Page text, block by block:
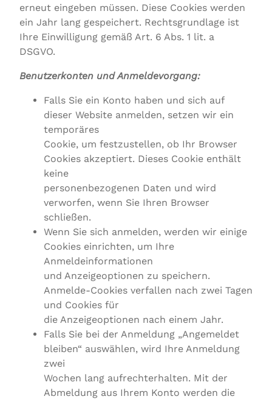
erneut eingeben müssen. Diese Cookies werden
ein Jahr lang gespeichert. Rechtsgrundlage ist
Ihre Einwilligung gemäß Art. 6 Abs. 1 lit. a
DSGVO.
Benutzerkonten und Anmeldevorgang:
Falls Sie ein Konto haben und sich auf
dieser Website anmelden, setzen wir ein
temporäres
Cookie, um festzustellen, ob Ihr Browser
Cookies akzeptiert. Dieses Cookie enthält
keine
personenbezogenen Daten und wird
verworfen, wenn Sie Ihren Browser
schließen.
Wenn Sie sich anmelden, werden wir einige
Cookies einrichten, um Ihre
Anmeldeinformationen
und Anzeigeoptionen zu speichern.
Anmelde-Cookies verfallen nach zwei Tagen
und Cookies für
die Anzeigeoptionen nach einem Jahr.
Falls Sie bei der Anmeldung „Angemeldet
bleiben“ auswählen, wird Ihre Anmeldung
zwei
Wochen lang aufrechterhalten. Mit der
Abmeldung aus Ihrem Konto werden die